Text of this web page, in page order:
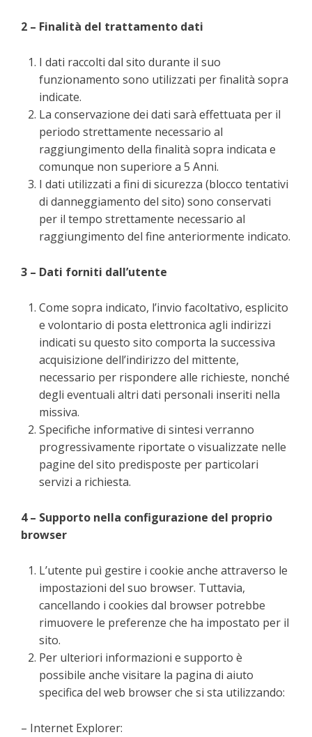
2 – Finalità del trattamento dati
I dati raccolti dal sito durante il suo
funzionamento sono utilizzati per finalità sopra
indicate.
La conservazione dei dati sarà effettuata per il
periodo strettamente necessario al
raggiungimento della finalità sopra indicata e
comunque non superiore a 5 Anni.
I dati utilizzati a fini di sicurezza (blocco tentativi
di danneggiamento del sito) sono conservati
per il tempo strettamente necessario al
raggiungimento del fine anteriormente indicato.
3 – Dati forniti dall’utente
Come sopra indicato, l’invio facoltativo, esplicito
e volontario di posta elettronica agli indirizzi
indicati su questo sito comporta la successiva
acquisizione dell’indirizzo del mittente,
necessario per rispondere alle richieste, nonché
degli eventuali altri dati personali inseriti nella
missiva.
Specifiche informative di sintesi verranno
progressivamente riportate o visualizzate nelle
pagine del sito predisposte per particolari
servizi a richiesta.
4 – Supporto nella configurazione del proprio
browser
L’utente puì gestire i cookie anche attraverso le
impostazioni del suo browser. Tuttavia,
cancellando i cookies dal browser potrebbe
rimuovere le preferenze che ha impostato per il
sito.
Per ulteriori informazioni e supporto è
possibile anche visitare la pagina di aiuto
specifica del web browser che si sta utilizzando:
– Internet Explorer: